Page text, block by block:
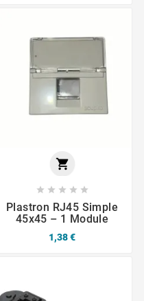

    
Plastron RJ45 Simple
45x45 – 1 Module
1,38 €